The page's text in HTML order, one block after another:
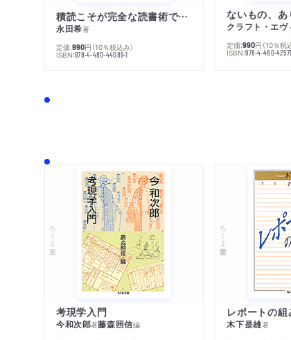
積読こそが完全な読書術である
永田希著
定価:990円 （10％税込み）
ISBN:978-4-480-44089-1
ないもの、あ
クラフト・エヴ
定価:990円 （10％税
ISBN:978-4-480-
ちくま文庫
考現学入門
今和次郎著藤森照信編
ちくま学芸文庫
レポートの
木下是雄著